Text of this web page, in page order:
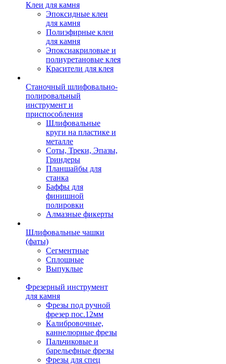
Клеи для камня
Эпоксидные клеи
для камня
Полиэфирные клеи
для камня
Эпоксиакриловые и
полиуретановые клея
Красители для клея
Станочный шлифовально-
полировальный
инструмент и
приспособления
Шлифовальные
круги на пластике и
металле
Соты, Треки, Эпазы,
Гриндеры
Планшайбы для
станка
Баффы для
финишной
полировки
Алмазные фикерты
Шлифовальные чашки
(фаты)
Сегментные
Сплошные
Выпуклые
Фрезерный инструмент
для камня
Фрезы под ручной
фрезер пос.12мм
Калибровочные,
каннелюрные фрезы
Пальчиковые и
барельефные фрезы
Фрезы для спец